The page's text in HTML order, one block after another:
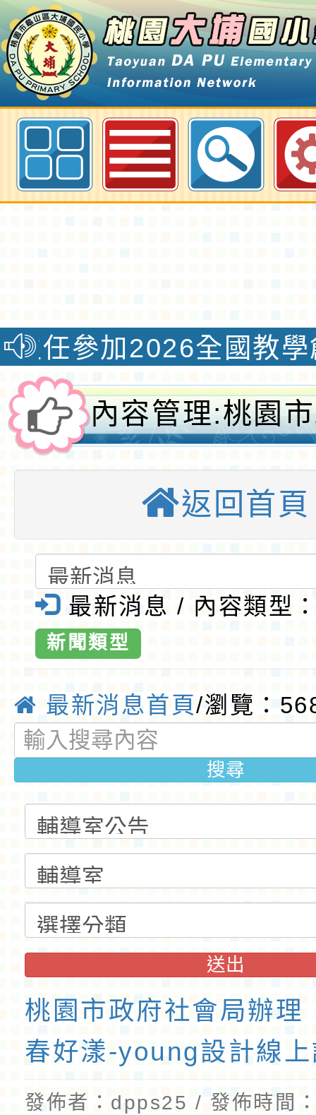
桃園市政府社會局辦理「2022青
計線上課程」-桃園大埔國小全球資
2026全國教學創新國
內容管理:桃園
漾-young設計
程」-桃園大埔
資訊網-桃園優
返回首頁
最新消息 / 內容類型
新聞類型
最新消息首頁/瀏覽：
搜尋
送出
桃園市政府社會局辦理
春好漾-young設計線
發佈者：dpps25 / 發佈時間